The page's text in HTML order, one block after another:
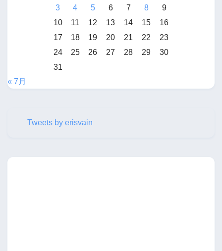
3
4 5 6 7 8
9
10
11 12 13 14 15
16
17
18 19 20 21 22
23
24
25 26 27 28 29
30
31
« 7月
Tweets by erisvain